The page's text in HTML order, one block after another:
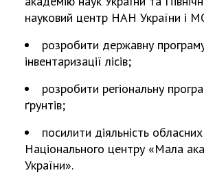
науковий центр НАН України і
розробити державну
інвентаризації лісів;
розробити регіональну
ґрунтів;
посилити діяльність
Національного центру «Мала
України».